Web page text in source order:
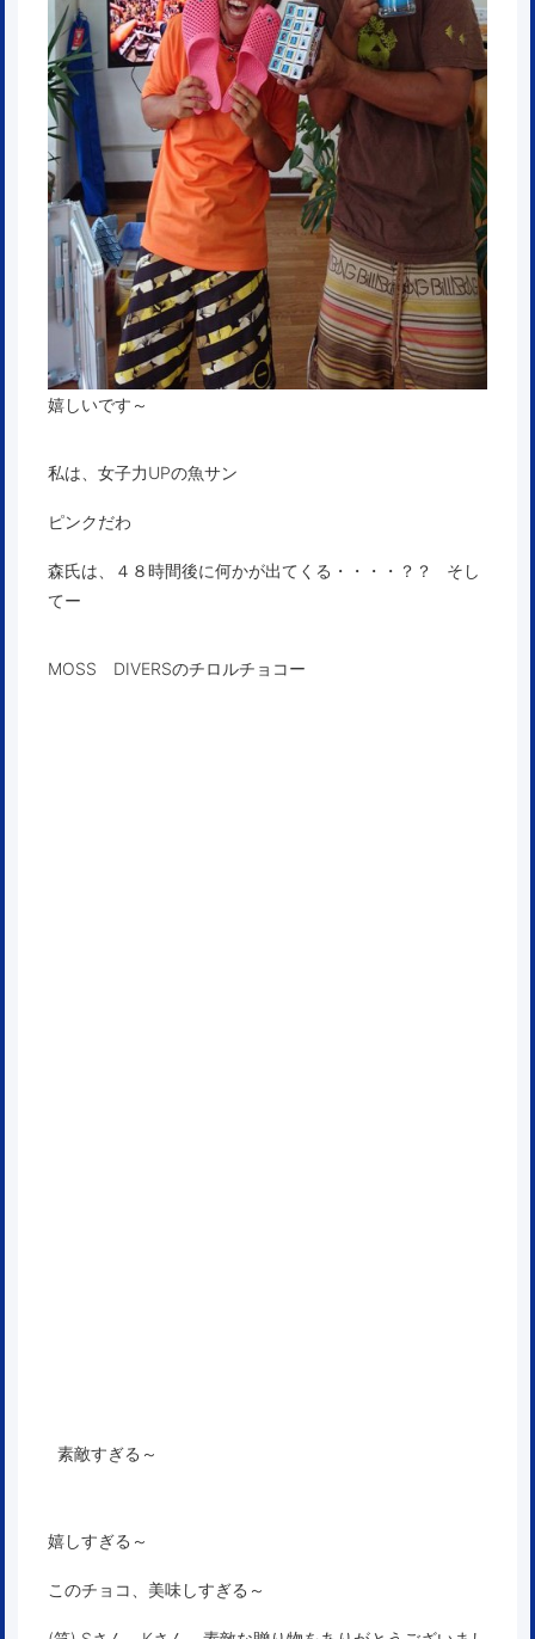
嬉しいです～
私は、女子力UPの魚サン
ピンクだわ
森氏は、４８時間後に何かが出てくる・・・・？？ そし
てー
MOSS DIVERSのチロルチョコー
素敵すぎる～
嬉しすぎる～
このチョコ、美味しすぎる～